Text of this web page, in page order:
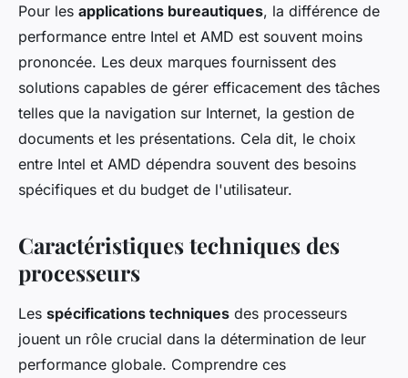
Pour les applications bureautiques, la différence de
performance entre Intel et AMD est souvent moins
prononcée. Les deux marques fournissent des
solutions capables de gérer efficacement des tâches
telles que la navigation sur Internet, la gestion de
documents et les présentations. Cela dit, le choix
entre Intel et AMD dépendra souvent des besoins
spécifiques et du budget de l'utilisateur.
Caractéristiques techniques des
processeurs
Les spécifications techniques des processeurs
jouent un rôle crucial dans la détermination de leur
performance globale. Comprendre ces